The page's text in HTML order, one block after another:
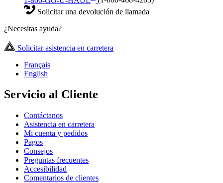
Solicitar una devolución de llamada
¿Necesitas ayuda?
Solicitar asistencia en carretera
Français
English
Servicio al Cliente
Contáctanos
Asistencia en carretera
Mi cuenta y pedidos
Pagos
Consejos
Preguntas frecuentes
Accesibilidad
Comentarios de clientes